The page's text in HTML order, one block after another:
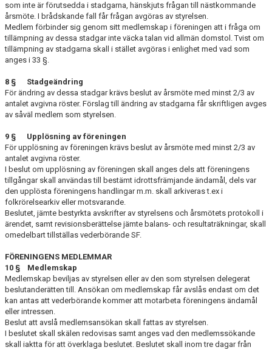
som inte är förutsedda i stadgarna, hänskjuts frågan till nästkommande
årsmöte. I brådskande fall får frågan avgöras av styrelsen.
Medlem förbinder sig genom sitt medlemskap i föreningen att i fråga om
tillämpning av dessa stadgar inte väcka talan vid allmän domstol. Tvist om
tillämpning av stad­garna skall i stället avgöras i enlighet med vad som
anges i 33 §.
8 § Stadgeändring
För ändring av dessa stadgar krävs beslut av årsmöte med minst 2/3 av
antalet av­givna röster. Förslag till ändring av stadgarna får skriftligen avges
av såväl medlem som styrelsen.
9 § Upplösning av föreningen
För upplösning av föreningen krävs beslut av årsmöte med minst 2/3 av
antalet avgivna röster.
I beslut om upplösning av föreningen skall anges dels att föreningens
tillgångar skall användas till bestämt idrottsfrämjande ändamål, dels var
den upplösta föreningens handlingar m.m. skall arkiveras t.ex i
folkrörelsearkiv eller motsvarande.
Beslutet, jämte bestyrkta avskrifter av styrelsens och årsmötets protokoll i
ärendet, samt revisionsberättelse jämte balans- och resultaträkningar, skall
omedelbart tillställas vederbörande SF.
FÖRENINGENS MEDLEMMAR
10 § Medlemskap
Medlemskap beviljas av styrelsen eller av den som styrelsen delegerat
beslutanderät­ten till. Ansökan om medlemskap får avslås endast om det
kan antas att vederbörande kom­mer att motarbeta föreningens ändamål
eller intressen.
Beslut att avslå medlemsansökan skall fattas av styrelsen.
I beslutet skall skälen redovisas samt anges vad den medlemssökande
skall iaktta för att överklaga beslutet. Beslutet skall inom tre dagar från